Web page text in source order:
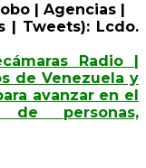
| Agencias |
| Tweets): Lcdo.
Radio |
de Venezuela y
avanzar en el
de personas,